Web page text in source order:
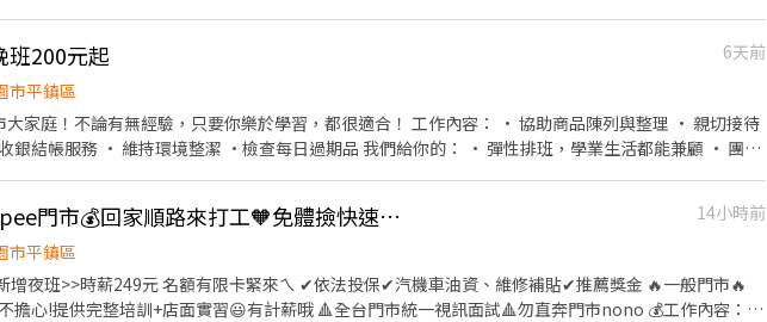
07:00－12:00 • 晚班：17:30－23:30（2～6小時） ※ 一般班別每日約2～6小時，依實際排班而定。
元／時 • 智取店日班：209元／時 • 智取店晚班：229元／時（含晚班津貼） • 智取店夜班：249
福利制度 ✅ 固定班別（免輪班） ✅ 完整教育訓練，免經驗可 ✅ 勞健保、勞退依法辦理 ✅ 冷氣工作環
公司規定） ✅ 介紹親友最高享600元介紹獎金 🚀 快速面試 週一至週五皆可安排線上說明與送審，在家
天即可報到！ 📍工作地點 平鎮南豐 - 智取店 桃園市平鎮區南豐路194號1樓 平鎮廣德 - 智取店 桃園市
樓 平鎮龍南 - 智取店 桃園市平鎮區龍南路150之1號1樓 平鎮龍江店 桃園市平鎮區龍江路188號1樓 平
安路1號1樓 平鎮文心 - 智取店 桃園市平鎮區文心路112號1樓 平鎮南京店 桃園市平鎮區南京路125巷62
桃園市平鎮區延平路二段26號1樓 平鎮新富 - 智取店 桃園市平鎮區新富二街50號1樓 熱門門市缺額異動
議有興趣立即投遞。 🔆 快速報名方式 🔆 填寫履歷: https://reurl.cc/qazWjN 加入官方帳號👉
下【全名＋電話＋應徵蝦皮門市（職缺截圖）】
班200元起
6天前
市平鎮區
無經驗，只要你樂於學習，都很適合！ 工作內容： • 協助商品陳列與整理 • 親切接待
環境整潔 •檢查每日過期品 我們給你的： • 彈性排班，學業生活都能兼顧 • 團隊
時薪249⭐平鎮Shopee門市💰回家順路來打工🧡免體撿快速報到
14小時前
市平鎮區
額有限卡緊來ㄟ ✔依法投保✔汽機車油資、維修補貼✔推薦獎金 🔥一般門市🔥
面實習😃有計薪哦 🔺全台門市統一視訊面試🔺勿直奔門市nono 💰工作內容： 1.